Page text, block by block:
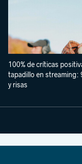
100% de críticas
tapadillo en streaming:
y risas